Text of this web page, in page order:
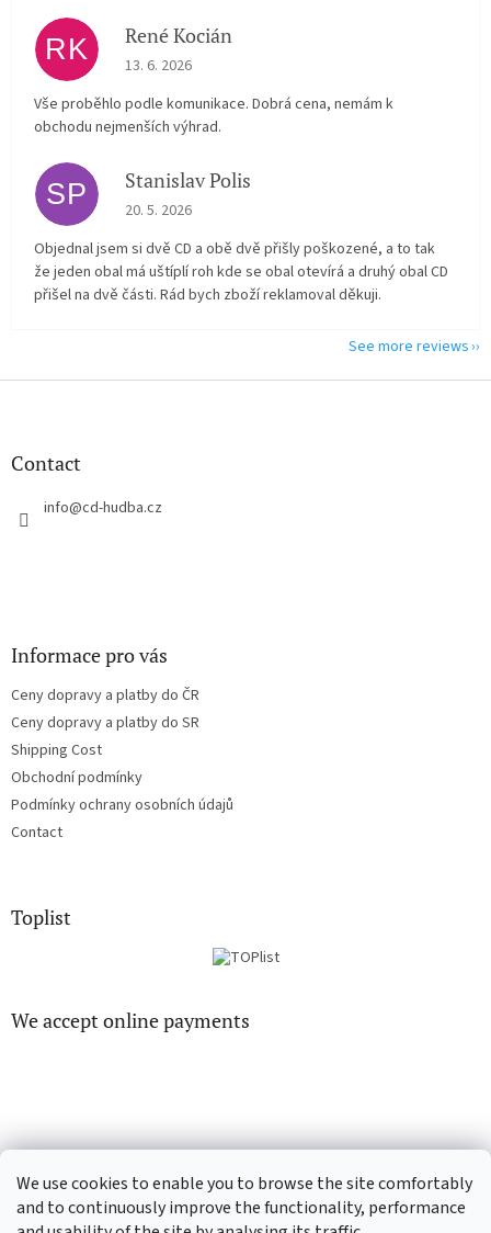
We use cookies to enable you to browse the site comfortably
and to continuously improve the functionality, performance
RK René Kocián
The store rating is 5 out of 5 stars.
13. 6. 2026
Vše proběhlo podle komunikace. Dobrá cena, nemám k
obchodu nejmenších výhrad.
SP Stanislav Polis
The store rating is 2 out of 5 stars.
20. 5. 2026
Objednal jsem si dvě CD a obě dvě přišly poškozené, a to tak
že jeden obal má uštíplí roh kde se obal otevírá a druhý obal CD
přišel na dvě části. Rád bych zboží reklamoval děkuji.
See more reviews
F
Contact
info@cd-hudba.cz
Informace pro vás
Ceny dopravy a platby do ČR
Ceny dopravy a platby do SR
Shipping Cost
Obchodní podmínky
Podmínky ochrany osobních údajů
Contact
Toplist
We accept online payments